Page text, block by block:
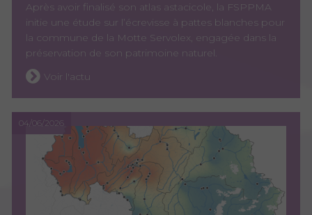
Après avoir finalisé son atlas astacicole, la FSPPMA
initie une étude sur l’écrevisse à pattes blanches pour
la commune de la Motte Servolex, engagée dans la
préservation de son patrimoine naturel.
Voir l'actu
04/06/2026